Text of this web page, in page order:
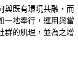
與既有環境共融，而
一地奉行，運用與當
群的肌理，並為之增